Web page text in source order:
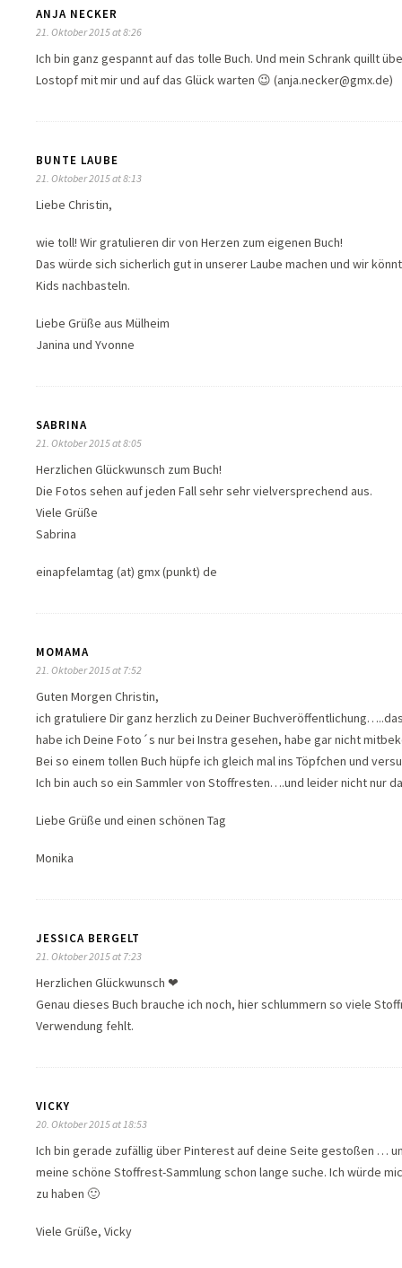
ANJA NECKER
21. Oktober 2015 at 8:26
Ich bin ganz gespannt auf das tolle Buch. Und mein Schrank quillt
Lostopf mit mir und auf das Glück warten 😉 (anja.necker@gmx.de)
BUNTE LAUBE
21. Oktober 2015 at 8:13
Liebe Christin,
wie toll! Wir gratulieren dir von Herzen zum eigenen Buch!
Das würde sich sicherlich gut in unserer Laube machen und wir
Kids nachbasteln.
Liebe Grüße aus Mülheim
Janina und Yvonne
SABRINA
21. Oktober 2015 at 8:05
Herzlichen Glückwunsch zum Buch!
Die Fotos sehen auf jeden Fall sehr sehr vielversprechend aus.
Viele Grüße
Sabrina
einapfelamtag (at) gmx (punkt) de
MOMAMA
21. Oktober 2015 at 7:52
Guten Morgen Christin,
ich gratuliere Dir ganz herzlich zu Deiner
habe ich Deine Foto´s nur bei Instra gesehen, habe gar nicht
Bei so einem tollen Buch hüpfe ich gleich mal ins Töpfchen und
Ich bin auch so ein Sammler von Stoffresten….und leider nicht nur
Liebe Grüße und einen schönen Tag
Monika
JESSICA BERGELT
21. Oktober 2015 at 7:23
Herzlichen Glückwunsch ❤
Genau dieses Buch brauche ich noch, hier schlummern so viele
Verwendung fehlt.
VICKY
20. Oktober 2015 at 18:53
Ich bin gerade zufällig über Pinterest auf deine Seite gestoßen …
meine schöne Stoffrest-Sammlung schon lange suche. Ich würde
zu haben 🙂
Viele Grüße, Vicky